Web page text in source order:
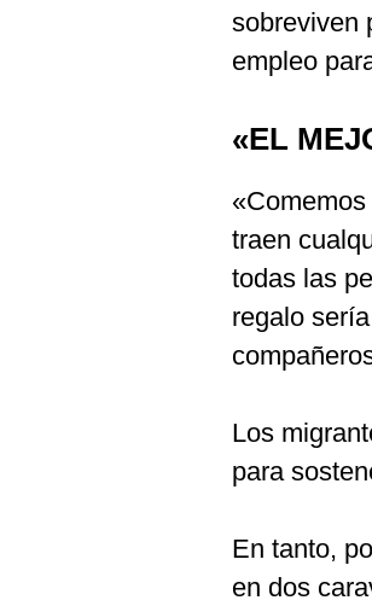
sobreviven
empleo
«EL
traen
todas las
regalo
Los
para
En tanto,
en dos